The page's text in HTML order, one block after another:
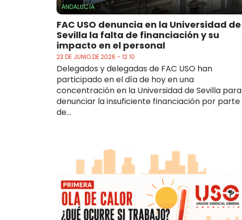
ANDALUCÍA
FAC USO denuncia en la Universidad de
Sevilla la falta de financiación y su
impacto en el personal
23 DE JUNIO DE 2026 - 12:10
Delegados y delegadas de FAC USO han
participado en el día de hoy en una
concentración en la Universidad de Sevilla para
denunciar la insuficiente financiación por parte
de...